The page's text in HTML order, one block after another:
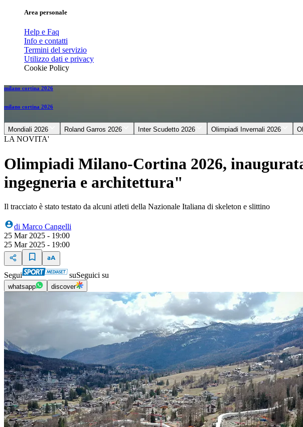
Area personale
Help e Faq
Info e contatti
Termini del servizio
Utilizzo dati e privacy
Cookie Policy
milano cortina 2026
milano cortina 2026
Mondiali 2026 Roland Garros 2026 Inter Scudetto 2026 Olimpiadi Invernali 2026
LA NOVITA'
Olimpiadi Milano-Cortina 2026,
ingegneria e architettura"
Il tracciato è stato testato da alcuni atleti della Nazionale Italiana di skeleton e slittino
di Marco Cangelli
25 Mar 2025 - 19:00
25 Mar 2025 - 19:00
Segui suSeguici su
whatsapp discover